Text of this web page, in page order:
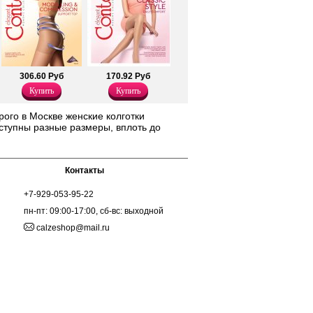
306.60 Руб
Купить
170.92 Руб
Купить
в Москве женские колготки
разные размеры, вплоть до
Контакты
+7-929-053-95-22
пн-пт: 09:00-17:00, сб-вс: выходной
calzeshop@mail.ru